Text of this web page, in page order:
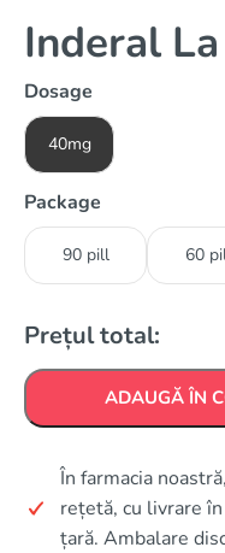
Inderal La
Dosage
40mg
Package
90 pill 60
Prețul total:
ADAUGĂ ÎN
În farmacia
rețetă, cu livrare
țară. Ambalare